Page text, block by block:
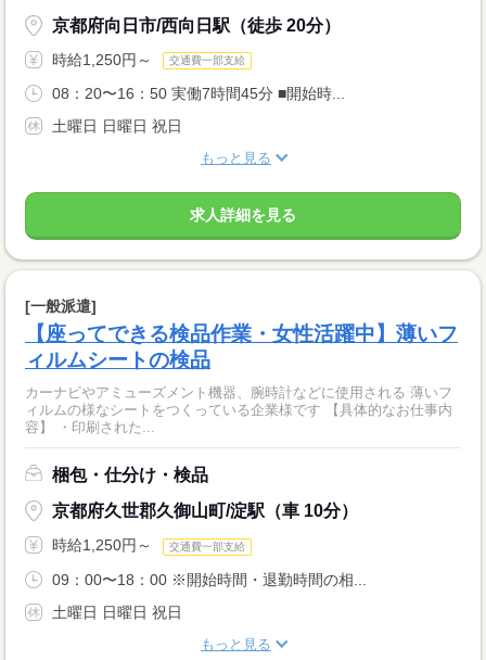
京都府向日市/西向日駅（徒歩 20分）
時給1,250円～ 交通費一部支給
08：20〜16：50 実働7時間45分 ■開始時...
土曜日 日曜日 祝日
もっと見る
求人詳細を見る
[一般派遣]
【座ってできる検品作業・女性活躍中】薄いフ
ィルムシートの検品
カーナビやアミューズメント機器、腕時計などに使用される 薄いフ
ィルムの様なシートをつくっている企業様です 【具体的なお仕事内
容】 ・印刷された...
梱包・仕分け・検品
京都府久世郡久御山町/淀駅（車 10分）
時給1,250円～ 交通費一部支給
09：00〜18：00 ※開始時間・退勤時間の相...
土曜日 日曜日 祝日
もっと見る